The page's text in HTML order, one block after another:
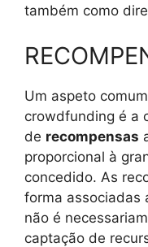
também como
Um aspeto
crowdfunding é a
de recompensas
proporcional à
concedido. As
forma associadas
não é
captação de